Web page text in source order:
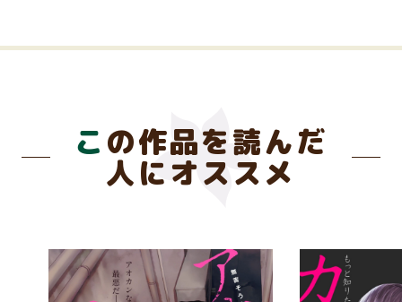
この作品を読んだ
人にオススメ